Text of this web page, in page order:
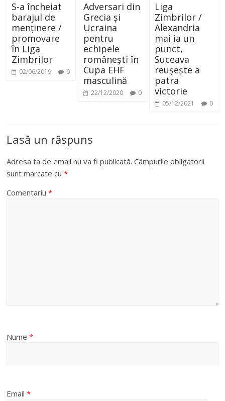
S-a încheiat
barajul de
menținere /
promovare
în Liga
Zimbrilor
02/06/2019 0
Adversari din
Grecia și
Ucraina
pentru
echipele
românești în
Cupa EHF
masculină
22/12/2020 0
Liga
Zimbrilor /
Alexandria
mai ia un
punct,
Suceava
reușește a
patra
victorie
05/12/2021 0
Lasă un răspuns
Adresa ta de email nu va fi publicată. Câmpurile obligatorii
sunt marcate cu*
Comentariu*
Nume*
Email*